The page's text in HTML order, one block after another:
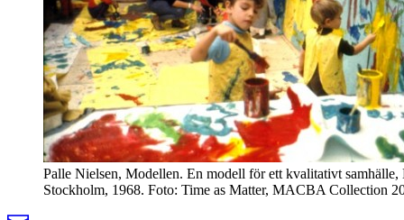
Palle Nielsen, Modellen. En modell för ett kvalitativt samhälle,
Stockholm, 1968. Foto: Time as Matter, MACBA Collection